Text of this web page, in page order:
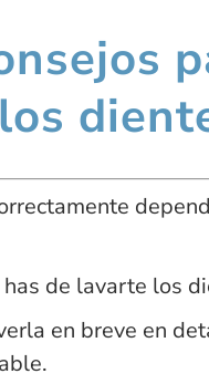
de lavarte los
en breve en